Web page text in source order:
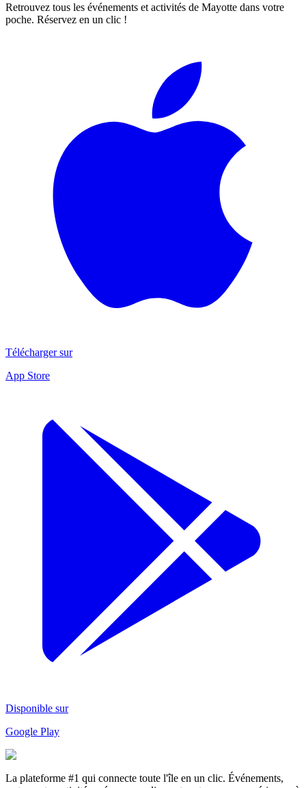
Retrouvez tous les événements et activités de Mayotte dans votre
poche. Réservez en un clic !
Télécharger sur
App Store
Disponible sur
Google Play
La plateforme #1 qui connecte toute l'île en un clic. Événements,